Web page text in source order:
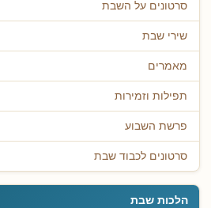
סרטונים על השבת
שירי שבת
מאמרים
תפילות וזמירות
פרשת השבוע
סרטונים לכבוד שבת
הלכות שבת